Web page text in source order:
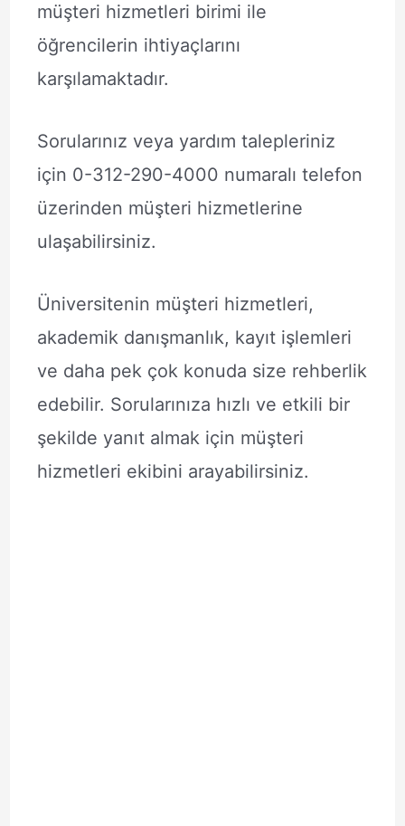
müşteri hizmetleri birimi ile
öğrencilerin ihtiyaçlarını
karşılamaktadır.
Sorularınız veya yardım talepleriniz
için 0-312-290-4000 numaralı telefon
üzerinden müşteri hizmetlerine
ulaşabilirsiniz.
Üniversitenin müşteri hizmetleri,
akademik danışmanlık, kayıt işlemleri
ve daha pek çok konuda size rehberlik
edebilir. Sorularınıza hızlı ve etkili bir
şekilde yanıt almak için müşteri
hizmetleri ekibini arayabilirsiniz.